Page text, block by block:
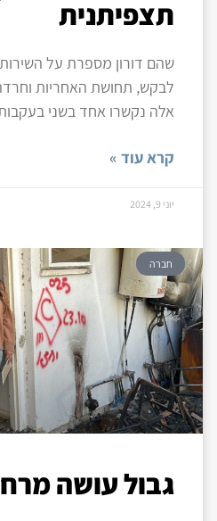
תצפיתנית
שהם דורון מספרת על
לבקש, תחושת האחריות
אלה נקשרו אחד בשני
קרא עוד »
יוני 9, 2024
חברה
גבול עושה